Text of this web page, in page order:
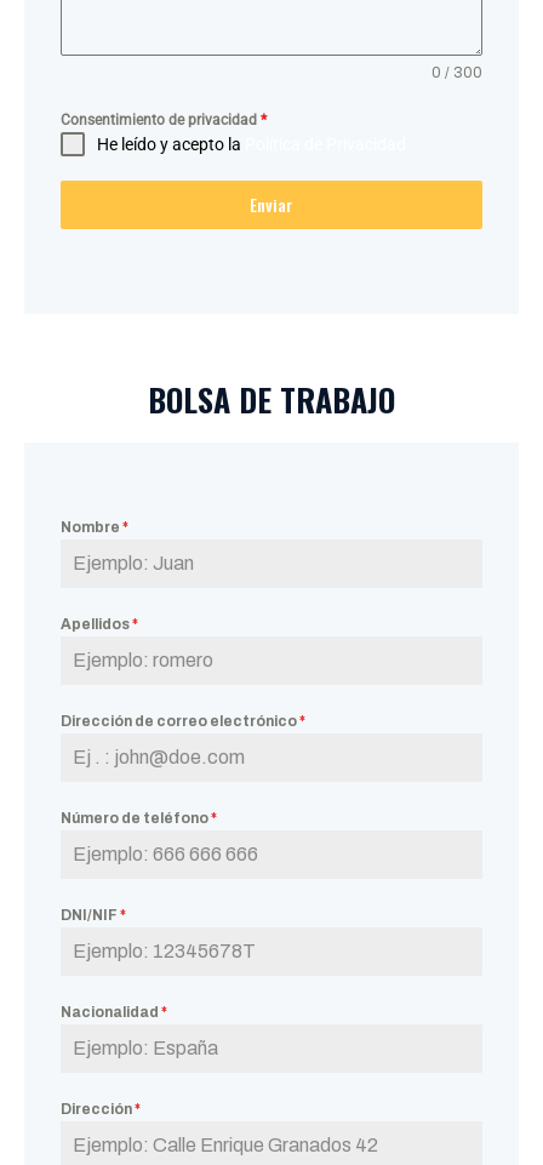
0 / 300
Consentimiento de privacidad *
He leído y acepto la
Enviar
BOLSA DE TRABAJO
Nombre *
Apellidos*
Dirección de correo electrónico*
Número de teléfono*
DNI/NIF *
Nacionalidad *
Dirección*